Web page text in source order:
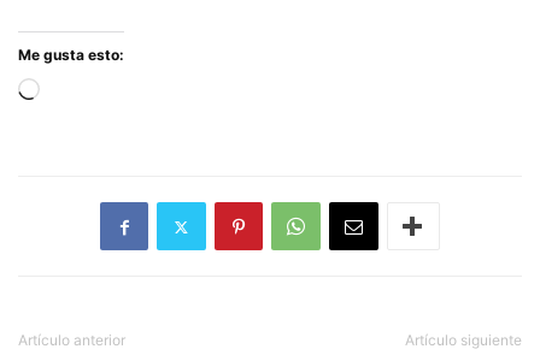
Me gusta esto:
Cargando...
Artículo anterior Artículo siguiente